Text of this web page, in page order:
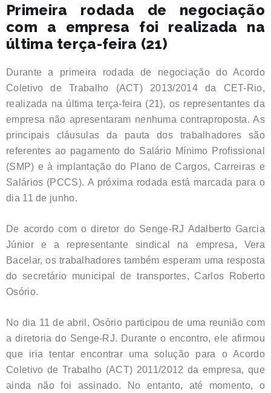
Primeira rodada de negociação
com a empresa foi realizada na
última terça-feira (21)
Durante a primeira rodada de negociação do Acordo
Coletivo de Trabalho (ACT) 2013/2014 da CET-Rio,
realizada na última terça-feira (21), os representantes da
empresa não apresentaram nenhuma contraproposta. As
principais cláusulas da pauta dos trabalhadores são
referentes ao pagamento do Salário Mínimo Profissional
(SMP) e à implantação do Plano de Cargos, Carreiras e
Salários (PCCS). A próxima rodada está marcada para o
dia 11 de junho.
De acordo com o diretor do Senge-RJ Adalberto Garcia
Júnior e a representante sindical na empresa, Vera
Bacelar, os trabalhadores também esperam uma resposta
do secretário municipal de transportes, Carlos Roberto
Osório.
No dia 11 de abril, Osório participou de uma reunião com
a diretoria do Senge-RJ. Durante o encontro, ele afirmou
que iria tentar encontrar uma solução para o Acordo
Coletivo de Trabalho (ACT) 2011/2012 da empresa, que
ainda não foi assinado. No entanto, até momento, o